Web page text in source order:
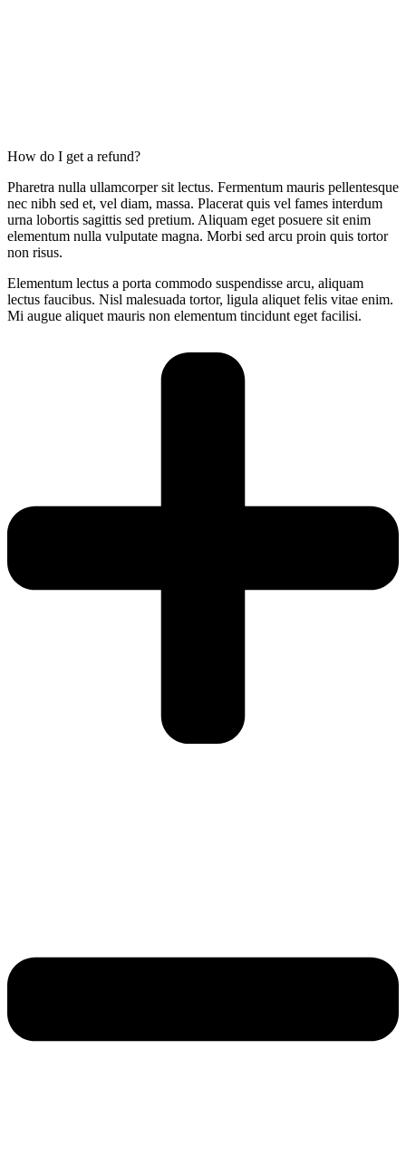
How do I get a refund?
Pharetra nulla ullamcorper sit lectus. Fermentum mauris pellentesque
nec nibh sed et, vel diam, massa. Placerat quis vel fames interdum
urna lobortis sagittis sed pretium. Aliquam eget posuere sit enim
elementum nulla vulputate magna. Morbi sed arcu proin quis tortor
non risus.
Elementum lectus a porta commodo suspendisse arcu, aliquam
lectus faucibus. Nisl malesuada tortor, ligula aliquet felis vitae enim.
Mi augue aliquet mauris non elementum tincidunt eget facilisi.